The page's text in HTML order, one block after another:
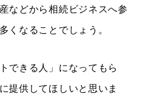
などから相続ビジネスへ参
くなることでしょう。
できる人」になってもら
提供してほしいと思いま